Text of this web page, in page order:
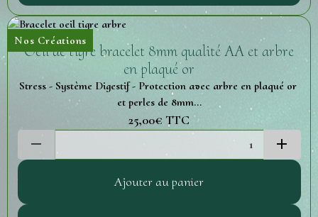
Nos Créations
Oeil de tigre bracelet 8mm qualité AA et arbre
en plaqué or
Stress - Système Digestif - Protection avec arbre en plaqué or
et perles de 8mm...
25,00€ TTC
Ajouter au panier